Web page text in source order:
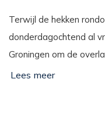
Terwijl de hekken
donderdagochtend al
Groningen om de